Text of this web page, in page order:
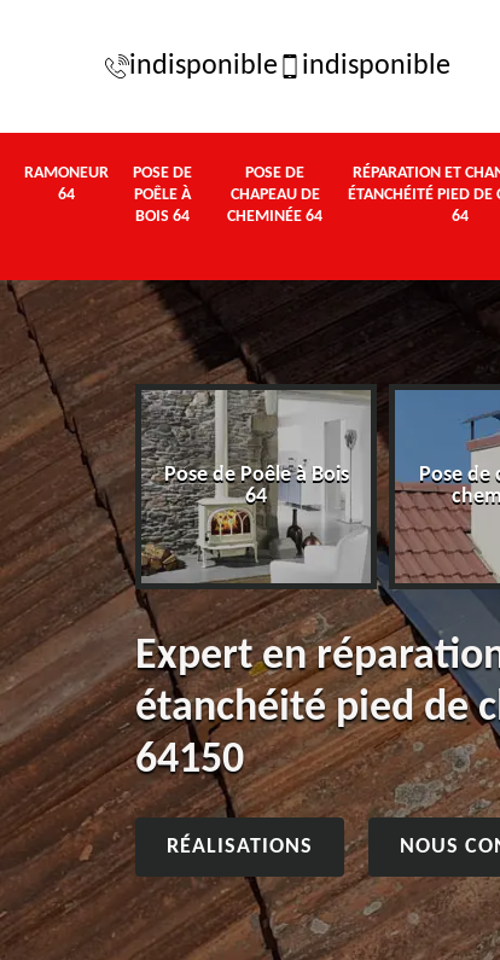
indisponible indisponible
RAMONEUR
64
POSE DE
POÊLE À
BOIS 64
POSE DE
CHAPEAU DE
CHEMINÉE 64
RÉPARATION ET
ÉTANCHÉITÉ PIED DE
64
64
Pose de Poêle à Bois
64
Pose de
Expert en
étanchéité pied de
64150
RÉALISATIONS NOUS